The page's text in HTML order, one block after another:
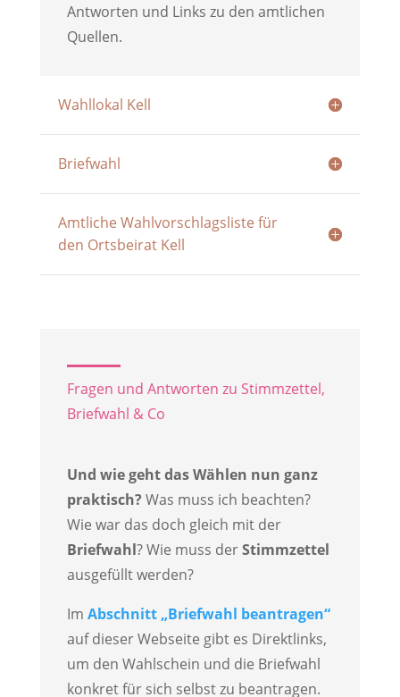
Antworten und Links zu den amtlichen
Quellen.
Wahllokal Kell
Briefwahl
Amtliche Wahlvorschlagsliste für
den Ortsbeirat Kell
Fragen und Antworten zu Stimmzettel,
Briefwahl & Co
Und wie geht das Wählen nun ganz
praktisch?Was muss ich beachten?
Wie war das doch gleich mit der
Briefwahl? Wie muss derStimmzettel
ausgefüllt werden?
Im Abschnitt „Briefwahl beantragen“
auf dieser Webseite gibt es Direktlinks,
um den Wahlschein und die Briefwahl
konkret für sich selbst zu beantragen.